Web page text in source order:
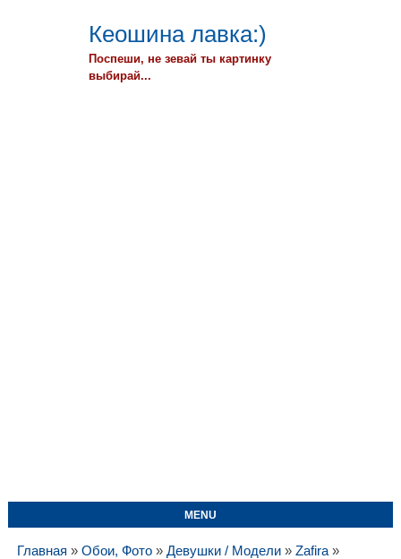
Кеошина лавка:)
Поспеши, не зевай ты картинку
выбирай...
MENU
Главная » Обои, Фото» Девушки / Модели» Zafira»